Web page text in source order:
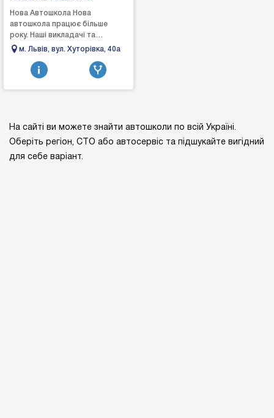
Нова Автошкола Нова
автошкола працює більше
року. Наші викладачі та
інструктори – досвічені
володіють чудовими
педагогіч...
м. Львів, вул. Хуторівка, 40а
На сайті ви можете знайти автошколи по всій Україні.
Оберіть регіон, СТО або автосервіс та підшукайте вигідний
для себе варіант.